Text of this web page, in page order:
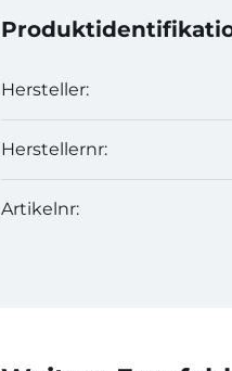
Hersteller:
Herstellernr:
Artikelnr: